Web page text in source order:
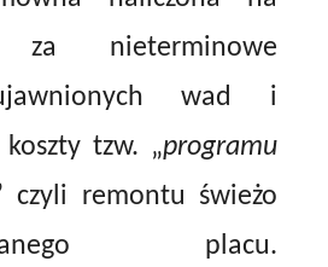
za nieterminowe
wad i
tzw. „programu
czyli remontu świeżo
placu.